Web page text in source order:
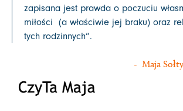
zapisana jest prawda o poczuciu
miłości (a właściwie jej braku) oraz
tych rodzinnych”.
- Maja